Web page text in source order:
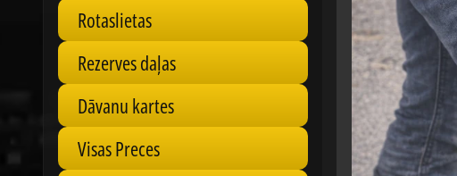
Rotaslietas
Rezerves daļas
Dāvanu kartes
Visas Preces